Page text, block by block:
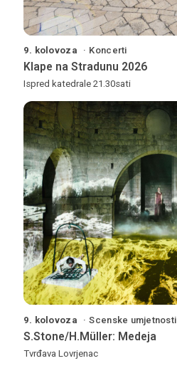
9. kolovoza Koncerti
Klape na Stradunu 2026
Ispred katedrale 21.30sati
9. kolovoza Scenske umjetnosti
S.Stone/H.Müller: Medeja
Tvrđava Lovrjenac